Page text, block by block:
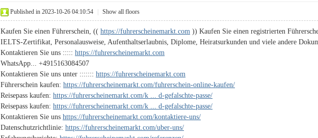
Published in 2023-10-26 04:10:54 Show all floors
Kaufen Sie einen Führerschein, (( https://fuhrerscheinemarkt.com )) Kaufen Sie einen registrierten
IELTS-Zertifikat, Personalausweise, Aufenthaltserlaubnis, Diplome, Heiratsurkunden und viele andere
Kontaktieren Sie uns ::::: https://fuhrerscheinemarkt.com
WhatsApp... +4915163084507
Kontaktieren Sie uns unter ::::::: https://fuhrerscheinemarkt.com
Führerschein kaufen: https://fuhrerscheinemarkt.com/fuhrerschein-online-kaufen/
Reisepass kaufen: https://fuhrerscheinemarkt.com/k ... d-gefalschte-passe/
Reisepass kaufen: https://fuhrerscheinemarkt.com/k ... d-gefalschte-passe/
Kontaktieren Sie uns https://fuhrerscheinemarkt.com/kontaktiere-uns/
Datenschutzrichtlinie: https://fuhrerscheinemarkt.com/uber-uns/